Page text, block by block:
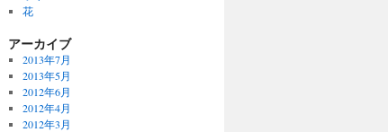
花
アーカイブ
2013年7月
2013年5月
2012年6月
2012年4月
2012年3月